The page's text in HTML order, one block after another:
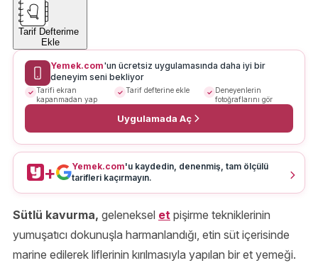
Tarif Defterime
Ekle
Yemek.com'un ücretsiz uygulamasında daha iyi bir
deneyim seni bekliyor
Tarifi ekran
kapanmadan yap
Tarif defterine ekle
Deneyenlerin
fotoğraflarını gör
Uygulamada Aç
+ Yemek.com'u kaydedin, denenmiş, tam ölçülü
tarifleri kaçırmayın.
Sütlü kavurma, geleneksel et pişirme tekniklerinin
yumuşatıcı dokunuşla harmanlandığı, etin süt içerisinde
marine edilerek liflerinin kırılmasıyla yapılan bir et yemeği.